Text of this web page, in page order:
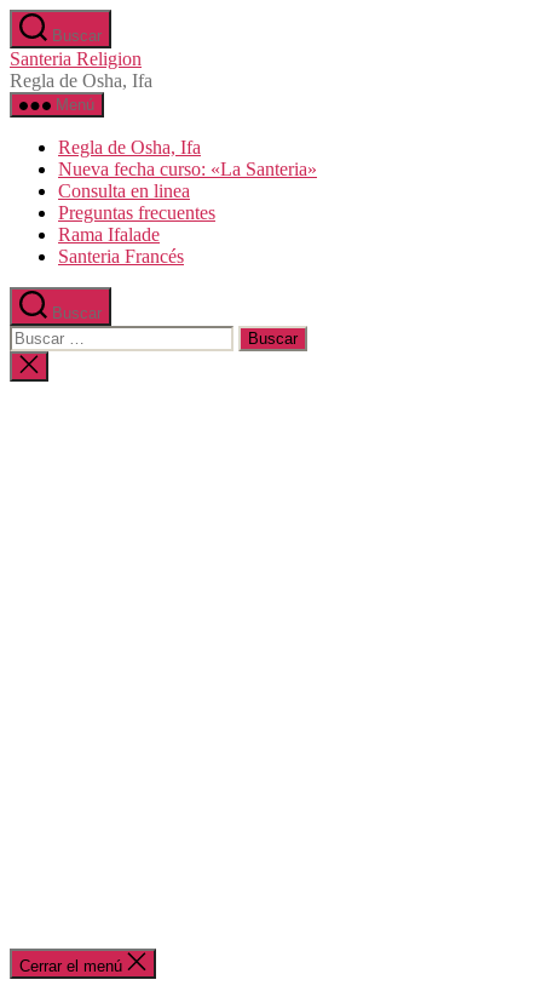
Saltar
al
contenido
Buscar
Santeria Religion
Regla de Osha, Ifa
Menú
Regla de Osha, Ifa
Nueva fecha curso: «La Santeria»
Consulta en linea
Preguntas frecuentes
Rama Ifalade
Santeria Francés
Buscar
Buscar:
Cerrar
la
Cerrar el menú